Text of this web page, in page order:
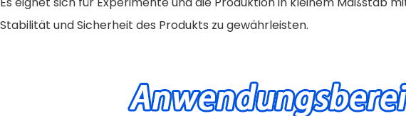
Stabilität und Sicherheit des Produkts zu gewährleisten.